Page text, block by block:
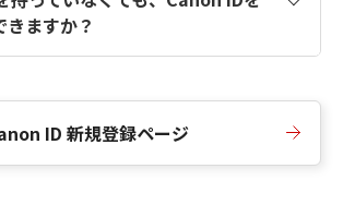
ますか？
ID 新規登録ページ